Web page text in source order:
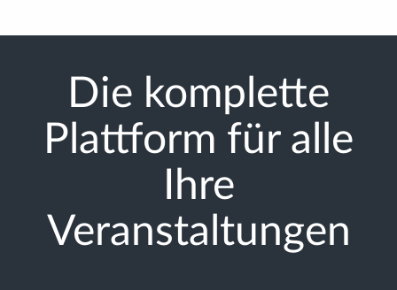
Die komplette
Plattform für alle
Ihre
Veranstaltungen